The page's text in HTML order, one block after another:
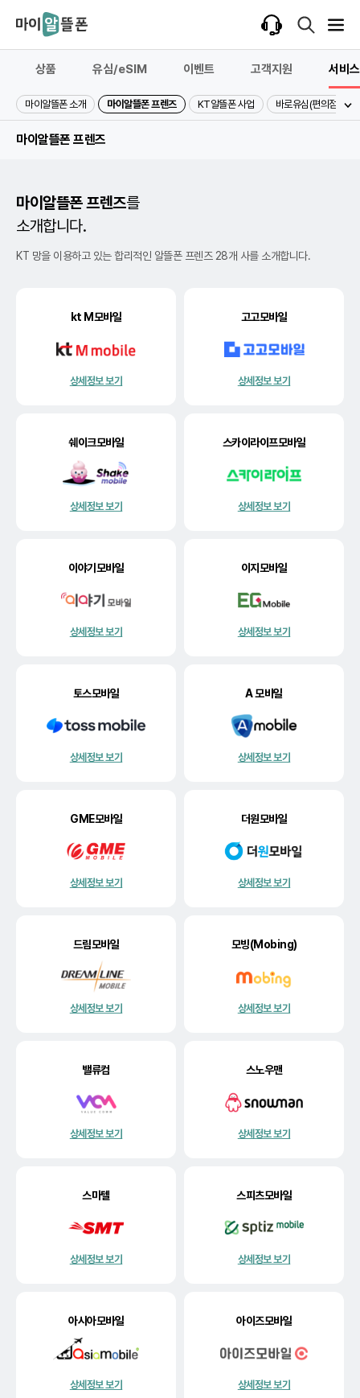
상품 유심/eSIM 이벤트 고객지원 서비스
마이알뜰폰 소개 마이알뜰폰 프렌즈 KT알뜰폰 사업 바로유심(편의점)
마이알뜰폰 프렌즈
마이알뜰폰 프렌즈를
소개합니다.
KT 망을 이용하고 있는 합리적인 알뜰폰 프렌즈 28개 사를 소개합니다.
kt M모바일
상세정보 보기
고고모바일
상세정보 보기
쉐이크모바일
상세정보 보기
스카이라이프모바일
상세정보 보기
이야기모바일
상세정보 보기
이지모바일
상세정보 보기
토스모바일
상세정보 보기
A 모바일
상세정보 보기
GME모바일
상세정보 보기
더원모바일
상세정보 보기
드림모바일
상세정보 보기
모빙(Mobing)
상세정보 보기
밸류컴
상세정보 보기
스노우맨
상세정보 보기
스마텔
상세정보 보기
스피츠모바일
상세정보 보기
아시아모바일
상세정보 보기
아이즈모바일
상세정보 보기